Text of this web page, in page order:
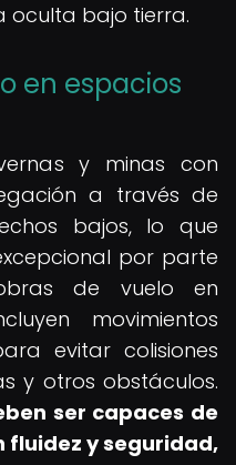
oculta bajo tierra.
en espacios
y minas con
a través de
bajos, lo que
por parte
de vuelo en
movimientos
evitar colisiones
y otros obstáculos.
ser capaces de
fluidez y seguridad,